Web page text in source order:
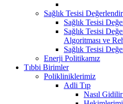
Sağlık Tesisi
Sağlık Tesisi
Sağlık Tesisi
Algoritması ve
Sağlık Tesisi
Enerji Politikamız
Tıbbi Birimler
Polikliniklerimiz
Adli Tıp
Nasıl